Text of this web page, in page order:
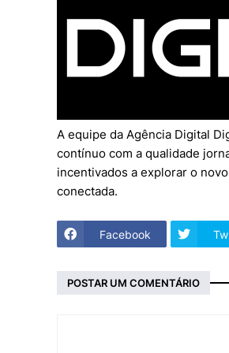
A equipe da Agência Digital
contínuo com a qualidade
incentivados a explorar o
conectada.
Facebook
POSTAR UM COMENTÁRIO